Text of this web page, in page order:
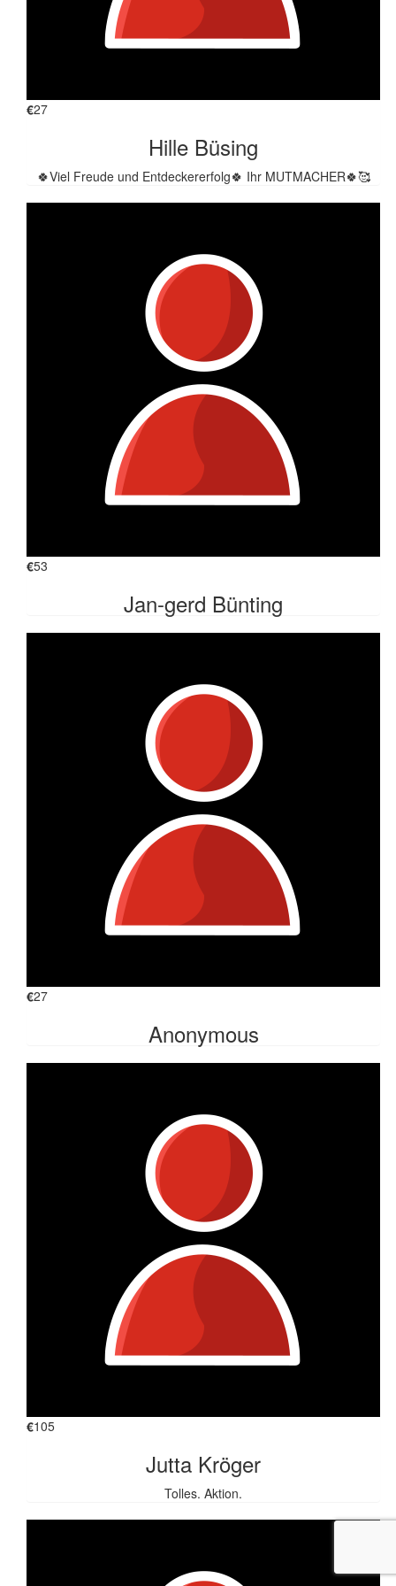
€27
Hille Büsing
🍀Viel Freude und Entdeckererfolg🍀 Ihr MUTMACHER🍀🥰
€53
Jan-gerd Bünting
€27
Anonymous
€105
Jutta Kröger
Tolles. Aktion.